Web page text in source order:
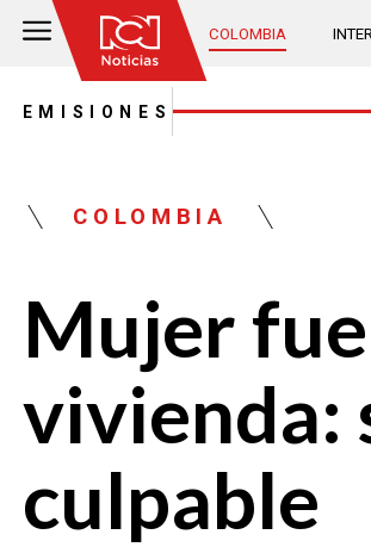
COLOMBIA
EMISIONES
COLOMBIA
Mujer
vivienda:
culpable